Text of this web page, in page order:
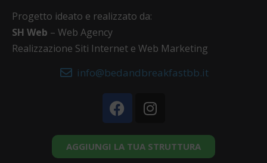
Progetto ideato e realizzato da:
SH Web – Web Agency
Realizzazione Siti Internet e Web Marketing
info@bedandbreakfastbb.it
AGGIUNGI LA TUA STRUTTURA